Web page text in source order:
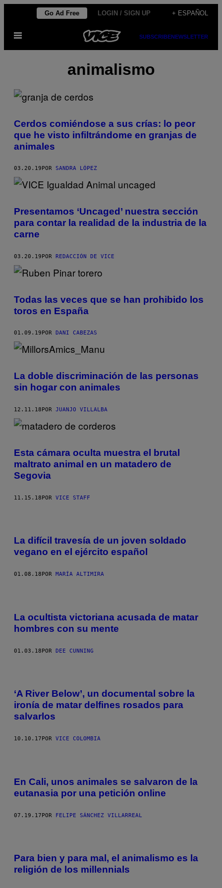
contenido
Go Ad Free LOGIN / SIGN UP + ESPAÑOL
Abrir
SUBSCRIBENEWSLETTER
animalismo
Cerdos comiéndose a sus crías: lo peor
que he visto infiltrándome en granjas de
animales
03.20.19 POR SANDRA LÓPEZ
Presentamos ‘Uncaged’ nuestra sección
para contar la realidad de la industria de la
carne
03.20.19POR REDACCIÓN DE VICE
Todas las veces que se han prohibido los
toros en España
01.09.19 POR DANI CABEZAS
La doble discriminación de las personas
sin hogar con animales
12.11.18POR JUANJO VILLALBA
Esta cámara oculta muestra el brutal
maltrato animal en un matadero de
Segovia
11.15.18POR VICE STAFF
La difícil travesía de un joven soldado
vegano en el ejército español
01.08.18 POR MARÍA ALTIMIRA
La ocultista victoriana acusada de matar
hombres con su mente
01.03.18POR DEE CUNNING
‘A River Below’, un documental sobre la
ironía de matar delfines rosados para
salvarlos
10.10.17 POR VICE COLOMBIA
En Cali, unos animales se salvaron de la
eutanasia por una petición online
07.19.17POR FELIPE SÁNCHEZ VILLARREAL
Para bien y para mal, el animalismo es la
religión de los millennials